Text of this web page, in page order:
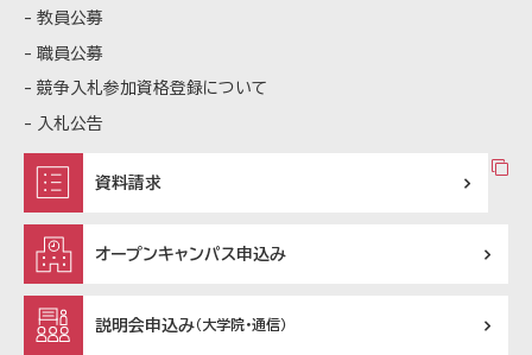
教員公募
職員公募
競争入札参加資格登録について
入札公告
資料請求
オープンキャンパス申込み
説明会申込み（大学院・通信）